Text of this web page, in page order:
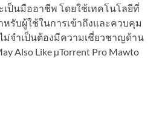
เป็นมืออาชีพ โดยใช้เทคโนโลยีที่
รับผู้ใช้ในการเข้าถึงและควบคุม
ม่จำเป็นต้องมีความเชี่ยวชาญด้าน
Also Like µTorrent Pro Mawto